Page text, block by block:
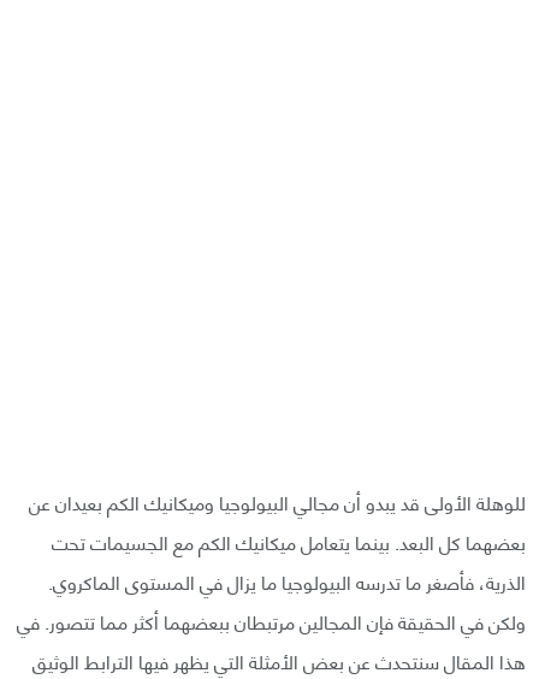
للوهلة الأولى قد يبدو أن مجالي البيولوجيا وميكانيك الكم بعيدان عن
بعضهما كل البعد. بينما يتعامل ميكانيك الكم مع الجسيمات تحت
الذرية، فأصغر ما تدرسه البيولوجيا ما يزال في المستوى الماكروي.
ولكن في الحقيقة فإن المجالين مرتبطان ببعضهما أكثر مما تتصور. في
هذا المقال سنتحدث عن بعض الأمثلة التي يظهر فيها الترابط الوثيق